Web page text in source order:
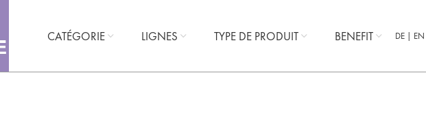
CATÉGORIE LIGNES TYPE DE PRODUIT BENEFIT DE EN